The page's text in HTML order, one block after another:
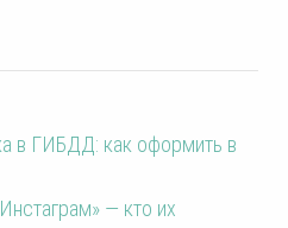
в ГИБДД: как оформить в
— кто их